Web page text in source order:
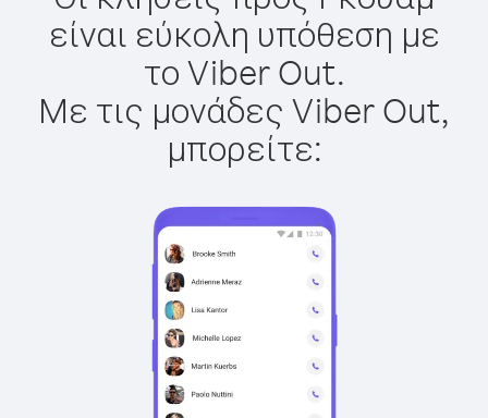
είναι εύκολη υπόθεση με
το Viber Out.
Με τις μονάδες Viber Out,
μπορείτε: